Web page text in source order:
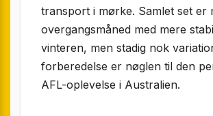
transport i mørke. Samlet set er
overgangsmåned med mere
vinteren, men stadig nok
forberedelse er nøglen til den
AFL-oplevelse i Australien.